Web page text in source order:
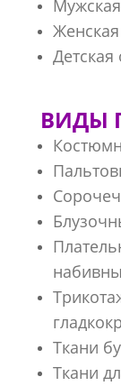
Детская
ВИДЫ
Ткани
Ткани